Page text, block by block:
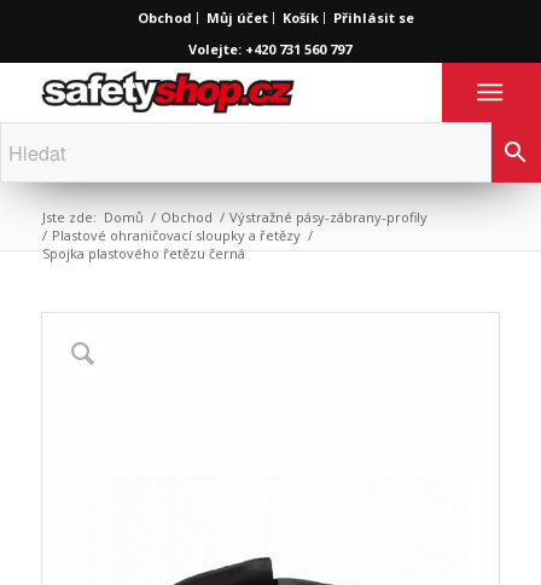
Obchod Můj účet Košík
Přihlásit se
Volejte: +420 731 560 797
Jste zde: Domů / Obchod / Výstražné pásy-zábrany-profily
/ Plastové ohraničovací sloupky a řetězy /
Spojka plastového řetězu černá